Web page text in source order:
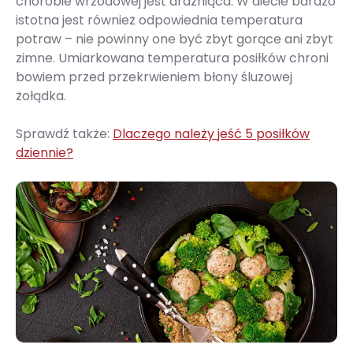
istotna jest również odpowiednia temperatura
potraw – nie powinny one być zbyt gorące ani zbyt
zimne. Umiarkowana temperatura posiłków chroni
bowiem przed przekrwieniem błony śluzowej
żołądka.
Sprawdź także: Dlaczego należy jeść 5 posiłków
dziennie?